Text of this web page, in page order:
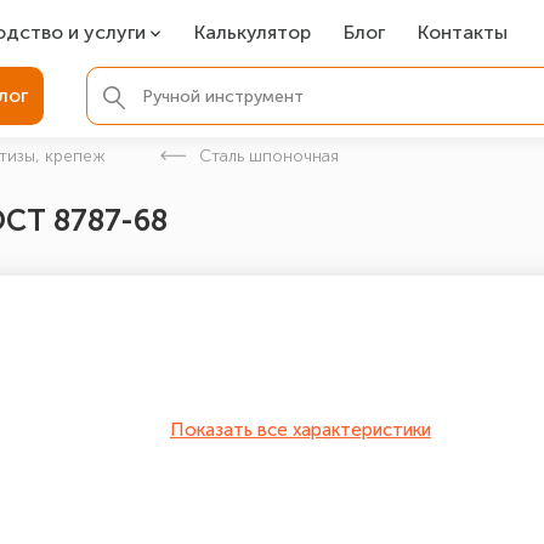
и услуги
фундамента
детали
Калькулятор Блог Контакты
крепеж Сталь шпоночная
8787-68
Показать все характеристики